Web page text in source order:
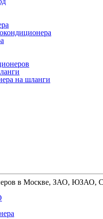
на шланги
в Москве, ЗАО, ЮЗАО,